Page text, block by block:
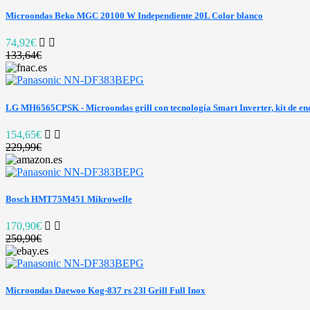
Microondas Beko MGC 20100 W Independiente 20L Color blanco
74,92€
133,64€
LG MH6565CPSK - Microondas grill con tecnología Smart Inverter, kit de
154,65€
229,99€
Bosch HMT75M451 Mikrowelle
170,90€
250,90€
Microondas Daewoo Kog-837 rs 23l Grill Full Inox